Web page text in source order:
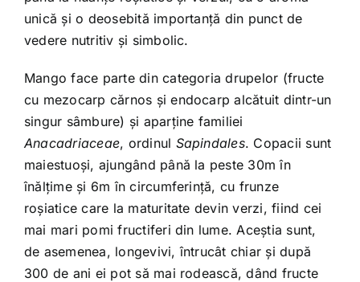
unică și o deosebită importanță din punct de
vedere nutritiv și simbolic.
Mango face parte din categoria drupelor (fructe
cu mezocarp cărnos și endocarp alcătuit dintr-un
singur sâmbure) și aparține familiei
Anacadriaceae, ordinul Sapindales. Copacii sunt
maiestuoși, ajungând până la peste 30m în
înălțime și 6m în circumferință, cu frunze
roșiatice care la maturitate devin verzi, fiind cei
mai mari pomi fructiferi din lume. Aceștia sunt,
de asemenea, longevivi, întrucât chiar și după
300 de ani ei pot să mai rodească, dând fructe